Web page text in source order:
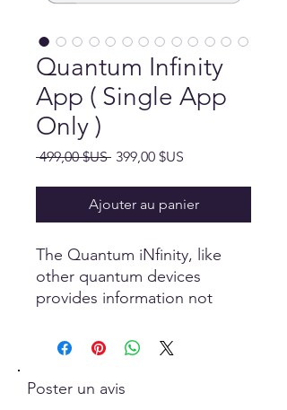
Quantum Infinity
App ( Single App
Only )
499,00 $US Prix
399,00 $US
Ajouter au panier
The Quantum iNfinity, like
other quantum devices
provides information not
modalities. It should
expertise while offering
Poster un avis